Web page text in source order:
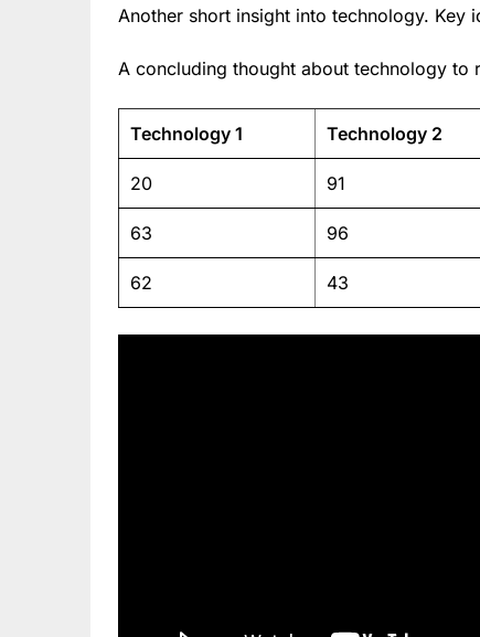
Another short insight into technology. Key
A concluding thought about technology to
Technology 1 Technology 2
20 91
63 96
62 43